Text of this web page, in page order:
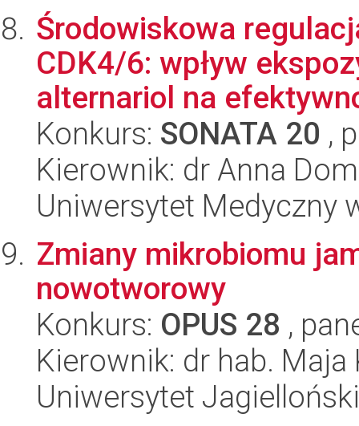
Środowiskowa
CDK4/6: wpływ
alternariol na
Konkurs: SONATA 20 ,
Kierownik: dr Anna
Uniwersytet Medyczny
Zmiany mikrobiomu
nowotworowy
Konkurs: OPUS 28 ,
Kierownik: dr hab.
Uniwersytet Jagielloński